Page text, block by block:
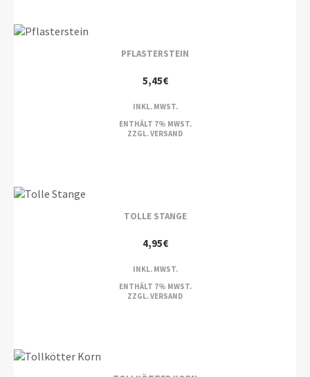
PFLASTERSTEIN
5,45€
INKL. MWST.
ENTHÄLT 7% MWST.
ZZGL.VERSAND
TOLLE STANGE
4,95€
INKL. MWST.
ENTHÄLT 7% MWST.
ZZGL.VERSAND